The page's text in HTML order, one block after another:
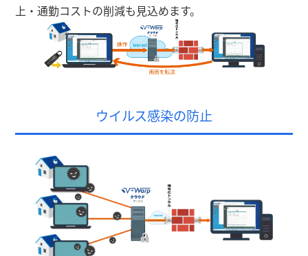
上・通勤コストの削減も見込めます。
ウイルス感染の防止